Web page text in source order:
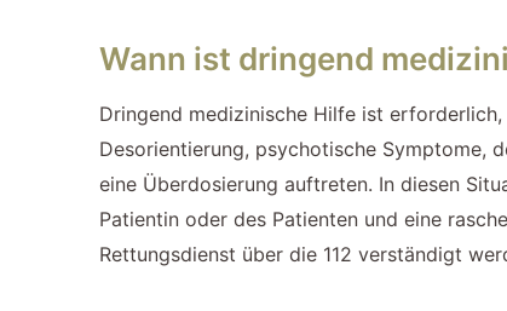
Wann ist dringend
Dringend medizinische Hilfe ist
Desorientierung, psychotische Symptome,
eine Überdosierung auftreten. In diesen
Patientin oder des Patienten und eine
Rettungsdienst über die 112 verständigt